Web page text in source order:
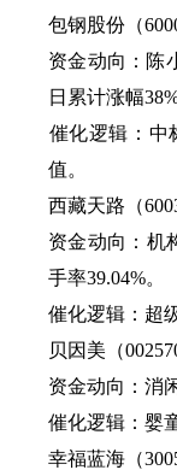
包钢股份（
资金动向​：陈
日累计涨幅38%
催化逻辑​：中
值。
西藏天路（
资金动向​：机
手率39.04%。
催化逻辑​：超
贝因美（
资金动向​：消
催化逻辑​：婴
幸福蓝海（